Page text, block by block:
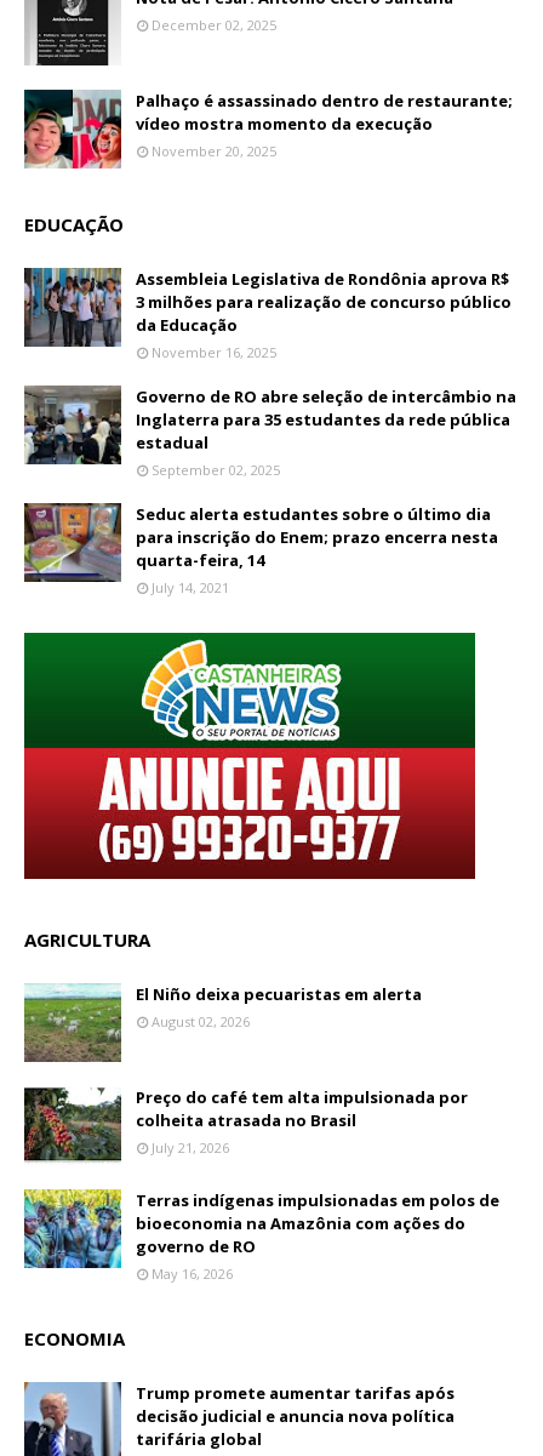
December 02, 2025
Palhaço é assassinado dentro de restaurante;
vídeo mostra momento da execução
November 20, 2025
EDUCAÇÃO
Assembleia Legislativa de Rondônia aprova R$
3 milhões para realização de concurso público
da Educação
November 16, 2025
Governo de RO abre seleção de intercâmbio na
Inglaterra para 35 estudantes da rede pública
estadual
September 02, 2025
Seduc alerta estudantes sobre o último dia
para inscrição do Enem; prazo encerra nesta
quarta-feira, 14
July 14, 2021
AGRICULTURA
El Niño deixa pecuaristas em alerta
August 02, 2026
Preço do café tem alta impulsionada por
colheita atrasada no Brasil
July 21, 2026
Terras indígenas impulsionadas em polos de
bioeconomia na Amazônia com ações do
governo de RO
May 16, 2026
ECONOMIA
Trump promete aumentar tarifas após
decisão judicial e anuncia nova política
tarifária global